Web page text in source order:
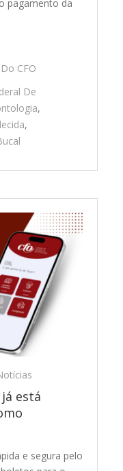
pagamento da
CFO
De
,
,
está
e segura pelo